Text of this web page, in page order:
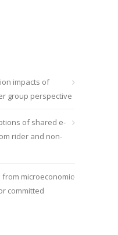
impacts of
group perspective
of shared e-
rider and non-
microeconomic
committed